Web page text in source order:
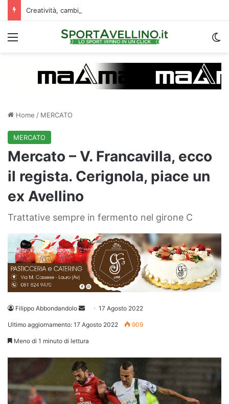
Menu
Home / MERCATO
MERCATO
Mercato – V. Francavilla, ecco
il regista. Cerignola, piace un
ex Avellino
Trattative sempre in fermento nel girone C
Filippo Abbondandolo
Invia 17 Agosto 2022
Ultimo aggiornamento: 17 Agosto 2022 909
Meno di 1 minuto di lettura